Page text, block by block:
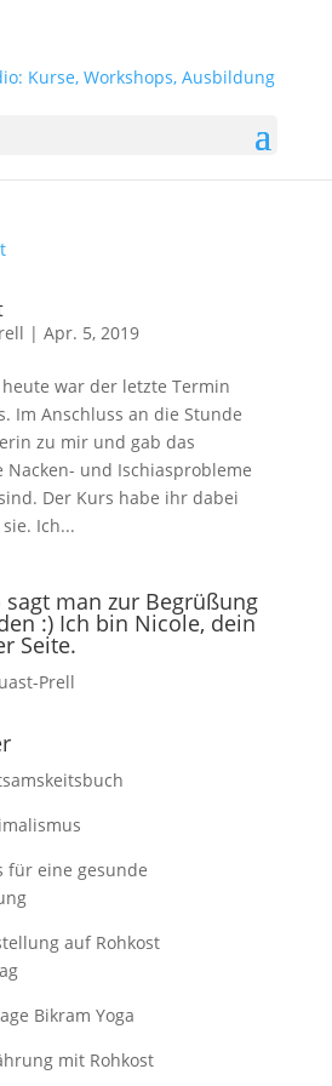
| Apr. 5, 2019
war der letzte Termin
Im Anschluss an die Stunde
zu mir und gab das
Nacken- und Ischiasprobleme
Der Kurs habe ihr dabei
Ich...
man zur Begrüßung
:) Ich bin Nicole, dein
Seite.